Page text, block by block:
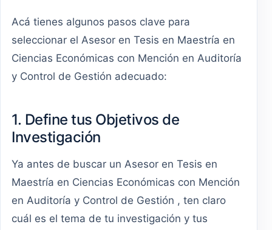
Acá tienes algunos pasos clave para
seleccionar el Asesor en Tesis en Maestría en
Ciencias Económicas con Mención en Auditoría
y Control de Gestión adecuado:
1. Define tus Objetivos de
Investigación
Ya antes de buscar un Asesor en Tesis en
Maestría en Ciencias Económicas con Mención
en Auditoría y Control de Gestión , ten claro
cuál es el tema de tu investigación y tus